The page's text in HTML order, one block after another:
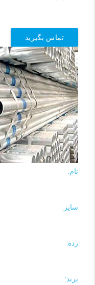
تماس بگیرید
نام:
سایز:
رده:
برند: